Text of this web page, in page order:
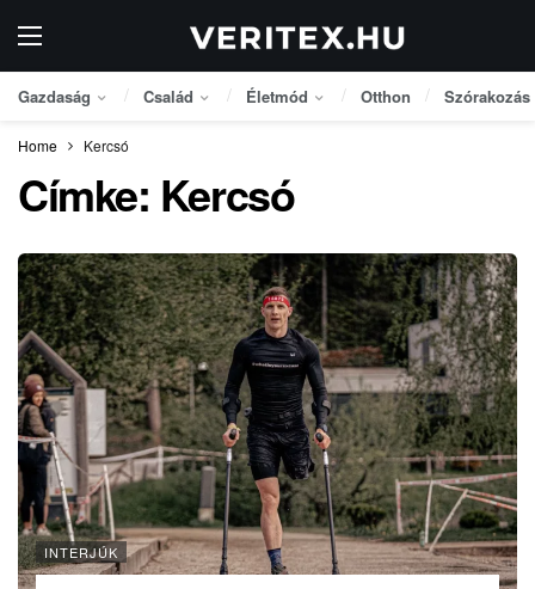
Gazdaság Család Életmód Otthon Szórakozás
Home Kercsó
Címke: Kercsó
INTERJÚK